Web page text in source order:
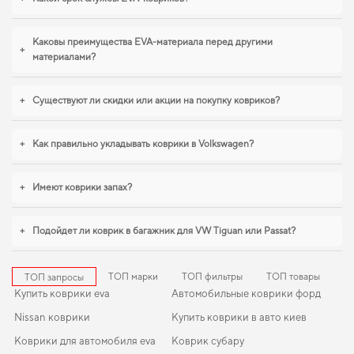
интерьер в идеальном состоянии,коврики для audi a6 купить
коврики для chevrolet impala ,eva коврики ниссан кашкай
поддерживать чистоту без лишних усилий. И дальше будем помогать вам
поддерживать авто в отличном состоянии, предлагая только качественную
+
Каковы преимущества EVA-материала перед другими
материалами?
+ Существуют ли скидки или акции на покупку ковриков?
+ Как правильно укладывать коврики в Volkswagen?
+ Имеют коврики запах?
+ Подойдет ли коврик в багажник для VW Tiguan или Passat?
ТОП запросы ТОП марки ТОП фильтры ТОП товары
Купить коврики eva
Nissan коврики
Коврики для автомобиля eva
Автомобильные коврики форд
Купить коврики в авто киев
Коврик субару